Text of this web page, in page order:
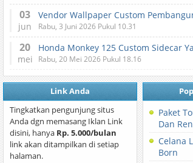
03
jun
Vendor Wallpaper Custom
Rabu, 3 Juni 2026 Pukul 10.31
20
mei
Honda Monkey 125 Custom Sidecar
Rabu, 20 Mei 2026 Pukul 18.16
Link Anda
Tingkatkan pengunjung situs
Anda dgn memasang Iklan Link
disini, hanya Rp. 5.000/bulan
link akan ditampilkan di setiap
halaman.
Paket
Dan
Celana
Born